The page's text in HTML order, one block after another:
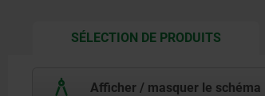
SÉLECTION DE PRODUITSCURRENT
Afficher / masquer le schéma